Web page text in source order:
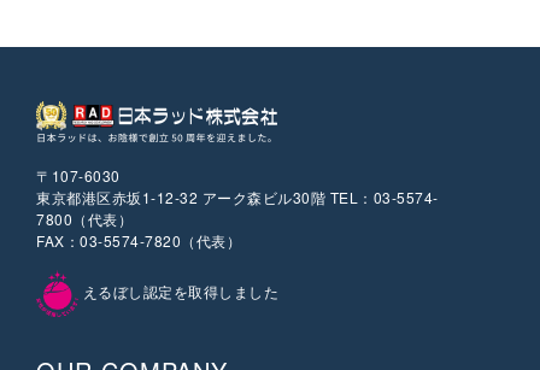
〒107-6030
東京都港区赤坂1-12-32 アーク森ビル30階 TEL：03-5574-
7800（代表）
FAX：03-5574-7820（代表）
えるぼし認定を取得しました